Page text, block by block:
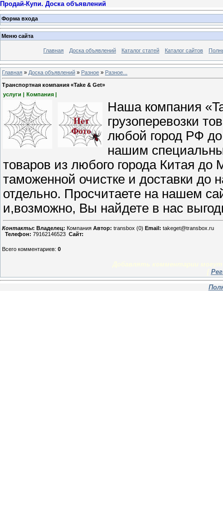
Продай-Купи. Доска объявлений
Форма входа
Меню сайта
Главная Доска объявлений Каталог статей Каталог сайтов
Главная » Доска объявлений » Разное » Разное...
Транспортная компания «Take & Get»
услуги | Компания |
Наша компания
грузоперевозки
любой город РФ
нашим
товаров из любого города Китая до
таможенной очистке и доставки до
отдельно. Просчитаете на нашем
и,возможно, Вы найдете в нас
Контакты: Владелец: Компания Автор: transbox (0) Email: takeget@transbox.ru
Телефон: 79162146523 Сайт:
Всего комментариев: 0